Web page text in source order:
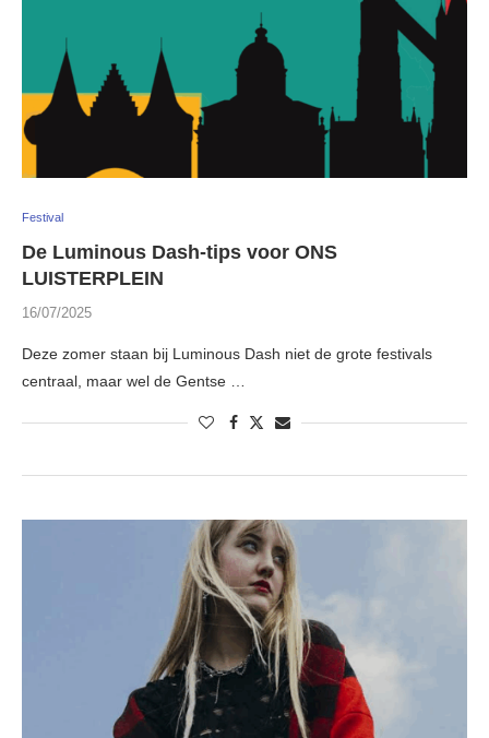
Festival
De Luminous Dash-tips voor ONS
LUISTERPLEIN
16/07/2025
Deze zomer staan bij Luminous Dash niet de grote festivals
centraal, maar wel de Gentse …